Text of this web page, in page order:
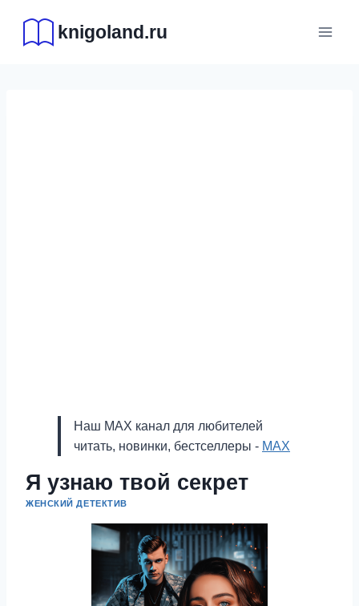
содержимому
knigoland.ru
Наш MAX канал для любителей
читать, новинки, бестселлеры - MAX
Я узнаю твой секрет
ЖЕНСКИЙ ДЕТЕКТИВ